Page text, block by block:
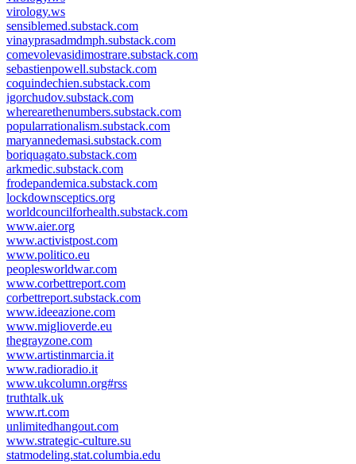
virology.ws
sensiblemed.substack.com
vinayprasadmdmph.substack.com
comevolevasidimostrare.substack.com
sebastienpowell.substack.com
coquindechien.substack.com
igorchudov.substack.com
wherearethenumbers.substack.com
popularrationalism.substack.com
maryannedemasi.substack.com
boriquagato.substack.com
arkmedic.substack.com
frodepandemica.substack.com
lockdownsceptics.org
worldcouncilforhealth.substack.com
www.aier.org
www.activistpost.com
www.politico.eu
peoplesworldwar.com
www.corbettreport.com
corbettreport.substack.com
www.ideeazione.com
www.miglioverde.eu
thegrayzone.com
www.artistinmarcia.it
www.radioradio.it
www.ukcolumn.org#rss
truthtalk.uk
www.rt.com
unlimitedhangout.com
www.strategic-culture.su
statmodeling.stat.columbia.edu